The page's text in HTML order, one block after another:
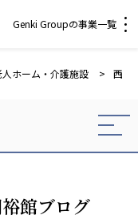
Genki Groupの事業一覧
ホーム・介護施設 >
西
館ブログ